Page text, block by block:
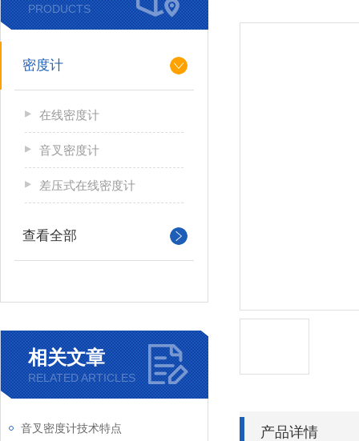
PRODUCTS
密度计
在线密度计
音叉密度计
差压式在线密度计
查看全部
相关文章
RELATED ARTICLES
音叉密度计技术特点 产品详情